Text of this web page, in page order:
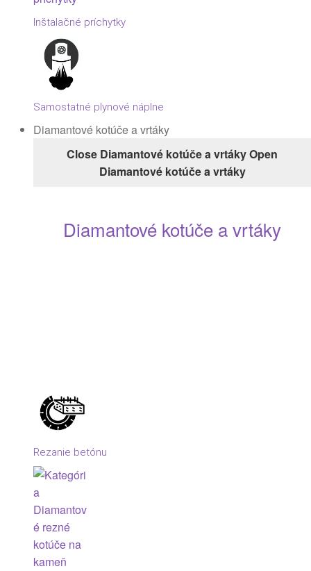
Inštalačné príchytky
Samostatné plynové náplne
Diamantové kotúče a vrtáky
Close Diamantové kotúče a vrtákyOpen
Diamantové kotúče a vrtáky
Diamantové kotúče a vrtáky
Rezanie betónu